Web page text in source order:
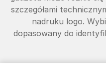
szczegółami
nadruku logo.
dopasowany do